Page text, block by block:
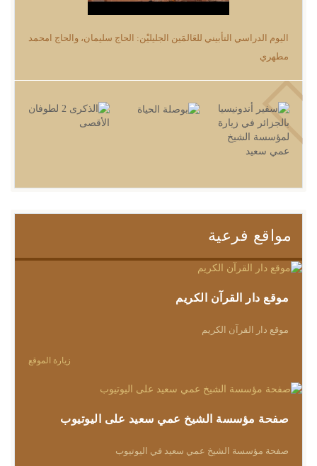
اليوم الدراسي التأبيني للعَالمَين الجليليْن: الحاج سليمان، والحاج امحمد
مطهري
مواقع فرعية
موقع دار القرآن الكريم
موقع دار القرآن الكريم
زيارة الموقع
صفحة مؤسسة الشيخ عمي سعيد على اليوتيوب
صفحة مؤسسة الشيخ عمي سعيد في اليوتيوب